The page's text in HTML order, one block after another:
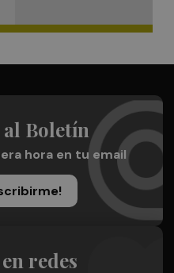
Boletín
hora en tu email
redes